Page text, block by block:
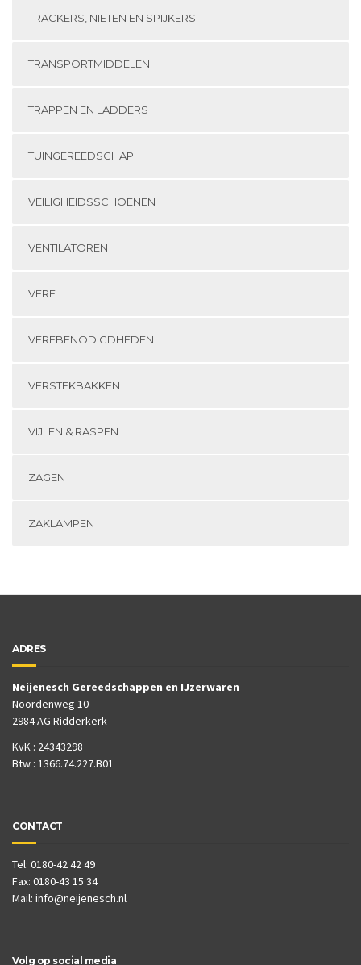
TRACKERS, NIETEN EN SPIJKERS
TRANSPORTMIDDELEN
TRAPPEN EN LADDERS
TUINGEREEDSCHAP
VEILIGHEIDSSCHOENEN
VENTILATOREN
VERF
VERFBENODIGDHEDEN
VERSTEKBAKKEN
VIJLEN & RASPEN
ZAGEN
ZAKLAMPEN
ADRES
Neijenesch Gereedschappen en IJzerwaren
Noordenweg 10
2984 AG Ridderkerk
KvK : 24343298
Btw : 1366.74.227.B01
CONTACT
Tel: 0180-42 42 49
Fax: 0180-43 15 34
Mail: info@neijenesch.nl
Volg op social media